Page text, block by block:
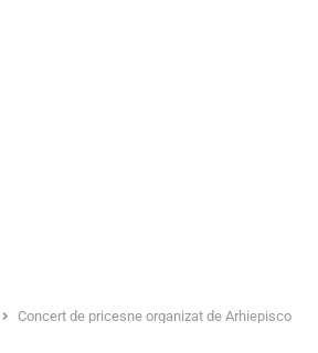
Concert de pricesne organizat de